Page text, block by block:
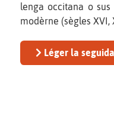
lenga occitana o
modèrne (sègles XVI,
Léger la